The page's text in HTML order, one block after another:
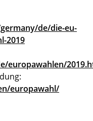
de/die-eu-
2019
europawahlen/
europawahl/